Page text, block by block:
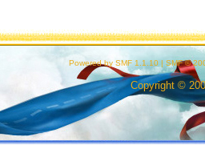
Powered by SMF 1.1.10 | SMF ©
Copyright ©